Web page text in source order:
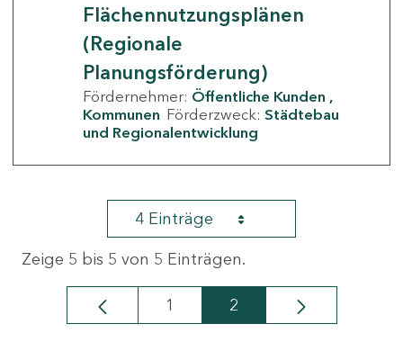
Flächennutzungsplänen
(Regionale
Planungsförderung)
Fördernehmer: Öffentliche Kunden
Kommunen Förderzweck: Städtebau
und Regionalentwicklung
4 Einträge
Zeige 5 bis 5 von 5 Einträgen.
Seite
1 Seite
2